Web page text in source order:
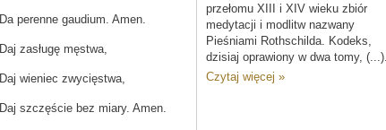
Da perenne gaudium. Amen.
Daj zasługę męstwa,
Daj wieniec zwycięstwa,
Daj szczęście bez miary. Amen.
przełomu XIII i XIV wieku zbiór
medytacji i modlitw nazwany
Pieśniami Rothschilda. Kodeks,
dzisiaj oprawiony w dwa tomy, (...).
Czytaj więcej »